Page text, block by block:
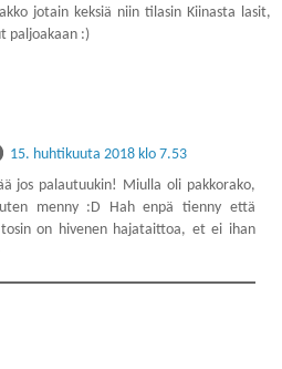
jotain keksiä niin tilasin Kiinasta lasit,
paljoakaan :)
15. huhtikuuta 2018 klo 7.53
jos palautuukin! Miulla oli pakkorako,
menny :D Hah enpä tienny että
on hivenen hajataittoa, et ei ihan